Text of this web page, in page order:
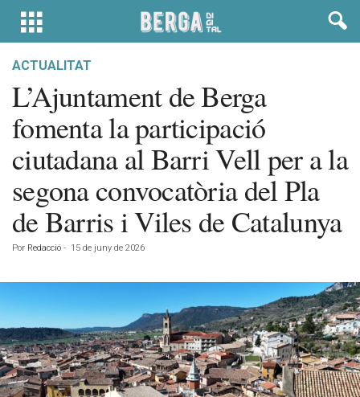
ACTUALITAT
L’Ajuntament de Berga
fomenta la participació
ciutadana al Barri Vell per a la
segona convocatòria del Pla
de Barris i Viles de Catalunya
Por Redacció - 15 de juny de 2026